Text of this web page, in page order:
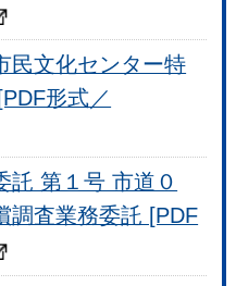
文化センター特
形式／
第１号 市道０
調査業務委託 [PDF